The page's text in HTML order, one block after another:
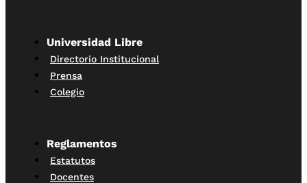
Universidad Libre
Directorio Institucional
Prensa
Colegio
Reglamentos
Estatutos
Docentes